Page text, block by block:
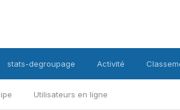
Utilisateurs en ligne
stats-degroupage Activité